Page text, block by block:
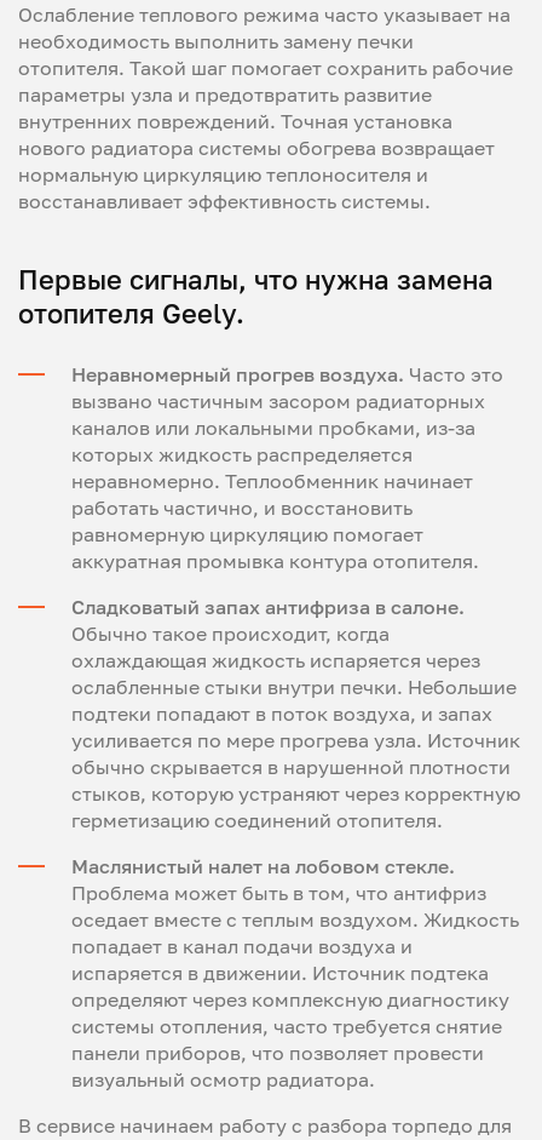
Ослабление теплового режима часто указывает на
необходимость выполнить замену печки
отопителя. Такой шаг помогает сохранить рабочие
параметры узла и предотвратить развитие
внутренних повреждений. Точная установка
нового радиатора системы обогрева возвращает
нормальную циркуляцию теплоносителя и
восстанавливает эффективность системы.
Первые сигналы, что нужна замена
отопителя Geely.
Неравномерный прогрев воздуха. Часто это
вызвано частичным засором радиаторных
каналов или локальными пробками, из-за
которых жидкость распределяется
неравномерно. Теплообменник начинает
работать частично, и восстановить
равномерную циркуляцию помогает
аккуратная промывка контура отопителя.
Сладковатый запах антифриза в салоне.
Обычно такое происходит, когда
охлаждающая жидкость испаряется через
ослабленные стыки внутри печки. Небольшие
подтеки попадают в поток воздуха, и запах
усиливается по мере прогрева узла. Источник
обычно скрывается в нарушенной плотности
стыков, которую устраняют через корректную
герметизацию соединений отопителя.
Маслянистый налет на лобовом стекле.
Проблема может быть в том, что антифриз
оседает вместе с теплым воздухом. Жидкость
попадает в канал подачи воздуха и
испаряется в движении. Источник подтека
определяют через комплексную диагностику
системы отопления, часто требуется снятие
панели приборов, что позволяет провести
визуальный осмотр радиатора.
В сервисе начинаем работу с разбора торпедо для